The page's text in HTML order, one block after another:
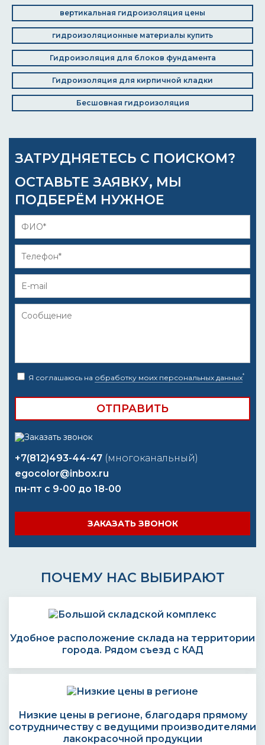
вертикальная гидроизоляция цены
гидроизоляционные материалы купить
Гидроизоляция для блоков фундамента
Гидроизоляция для кирпичной кладки
Бесшовная гидроизоляция
ЗАТРУДНЯЕТЕСЬ С ПОИСКОМ?
ОСТАВЬТЕ ЗАЯВКУ, МЫ
ПОДБЕРЁМ НУЖНОЕ
Я соглашаюсь на обработку моих персональных данных*
+7(812)493-44-47 (многоканальный)
egocolor@inbox.ru
пн-пт с 9-00 до 18-00
ЗАКАЗАТЬ ЗВОНОК
ПОЧЕМУ НАС ВЫБИРАЮТ
Удобное расположение склада на территории
города. Рядом съезд с КАД
Низкие цены в регионе, благодаря прямому
сотрудничеству с ведущими производителями
лакокрасочной продукции